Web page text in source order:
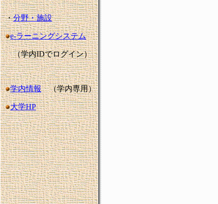
・分野・施設
e-ラーニングシステム
（学内IDでログイン）
学内情報（学内専用）
大学HP